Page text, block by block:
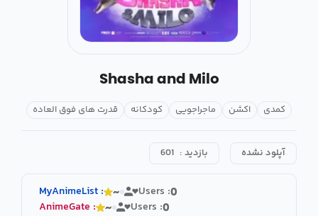
Shasha and Milo
کمدی اکشن ماجراجویی کودکانه قدرت های فوق العاده
آپلود نشده بازدید : 601
MyAnimeList : ~ Users :0
AnimeGate : ~ Users :0